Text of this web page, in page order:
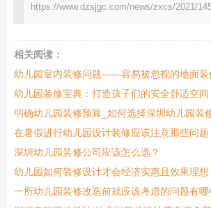
https://www.dzsjgc.com/news/zxcs/2021/
相关阅读：
幼儿园室内装修问题——容易被忽视的地面装
幼儿园装修宝典：打造孩子们的安全舒适空间
明确幼儿园装修预算_如何选择深圳幼儿园装
在暑假进行幼儿园设计装修应该注意那些问题
深圳幼儿园装修公司应该怎么选？
幼儿园如何装修设计才会经济实惠且效果理想
一所幼儿园装修改造前就应该考虑的问题有哪